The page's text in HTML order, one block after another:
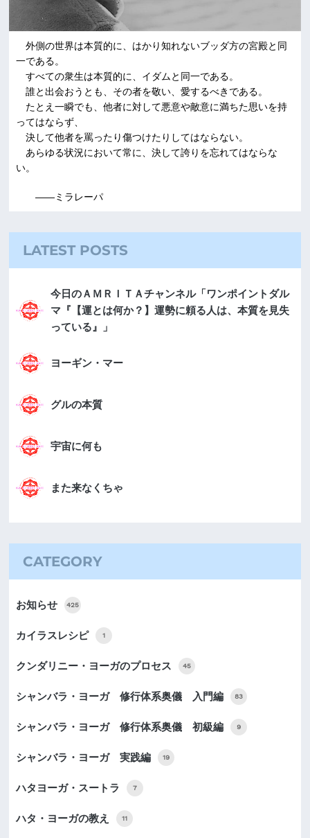
外側の世界は本質的に、はかり知れないブッダ方の宮殿と同
一である。
すべての衆生は本質的に、イダムと同一である。
誰と出会おうとも、その者を敬い、愛するべきである。
たとえ一瞬でも、他者に対して悪意や敵意に満ちた思いを持
ってはならず、
決して他者を罵ったり傷つけたりしてはならない。
あらゆる状況において常に、決して誇りを忘れてはならな
い。
――ミラレーパ
LATEST POSTS
今日のＡＭＲＩＴＡチャンネル「ワンポイントダル
マ『【運とは何か？】運勢に頼る人は、本質を見失
っている』」
ヨーギン・マー
グルの本質
宇宙に何も
また来なくちゃ
CATEGORY
お知らせ 425
カイラスレシピ 1
クンダリニー・ヨーガのプロセス 45
シャンバラ・ヨーガ 修行体系奥儀 入門編 83
シャンバラ・ヨーガ 修行体系奥儀 初級編 9
シャンバラ・ヨーガ 実践編 19
ハタヨーガ・スートラ 7
ハタ・ヨーガの教え 11